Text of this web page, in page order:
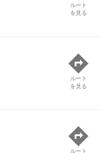
ルート
を見る
ルート
を見る
ルート